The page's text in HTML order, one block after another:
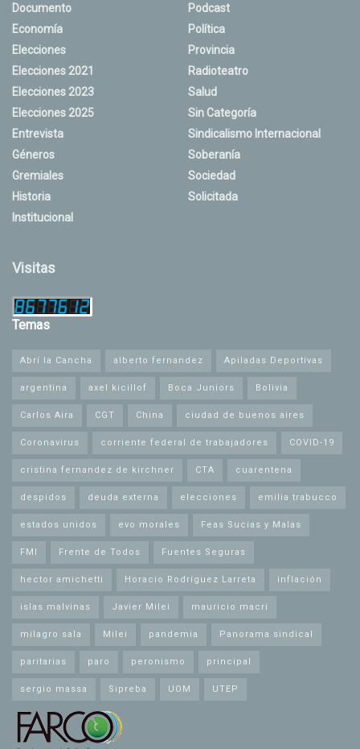
Documento
Economía
Elecciones
Elecciones 2021
Elecciones 2023
Elecciones 2025
Entrevista
Géneros
Gremiales
Historia
Institucional
Podcast
Política
Provincia
Radioteatro
Salud
Sin Categoría
Sindicalismo Internacional
Soberanía
Sociedad
Solicitada
Visitas
Temas
Abrí la Cancha alberto fernandez Apiladas Deportivas
argentina axel kicillof Boca Juniors Bolivia
Carlos Aira CGT China ciudad de buenos aires
Coronavirus corriente federal de trabajadores COVID-19
cristina fernandez de kirchner CTA cuarentena
despidos deuda externa elecciones emilia trabucco
estados unidos evo morales Feas Sucias y Malas
FMI Frente de Todos Fuentes Seguras
hector amichetti Horacio Rodríguez Larreta inflación
islas malvinas Javier Milei mauricio macri
milagro sala Milei pandemia Panorama sindical
paritarias paro peronismo principal
sergio massa Sipreba UOM UTEP